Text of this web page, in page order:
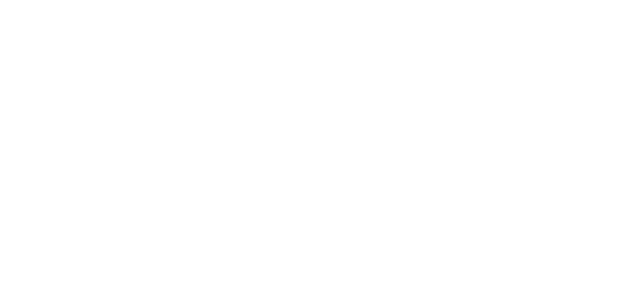
bazén (možnost klimatizace/vyhřívání), plavecký bazén (délka 25 m),
terasa s jacuzzi a lehátka zdarma.
inclusive.
duny Maspalomas cca 200 m, přístup na pláž po schodech. Lehátka a slunečníky za poplatek.